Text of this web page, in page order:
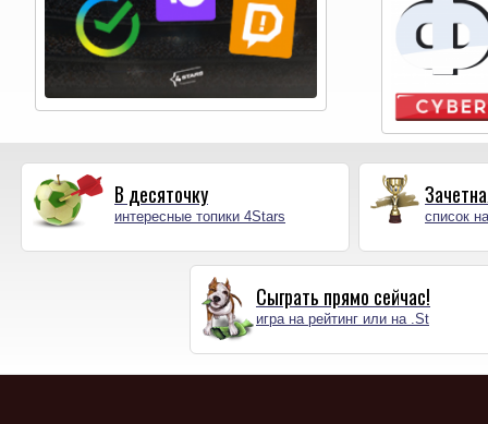
В десяточку
интересные топики 4Stars список
Сыграть прямо сейчас!
игра на рейтинг или на .St